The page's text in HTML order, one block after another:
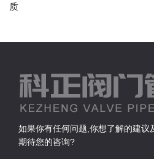
质
如果你有任何问题,你想了解的建议
期待您的咨询?